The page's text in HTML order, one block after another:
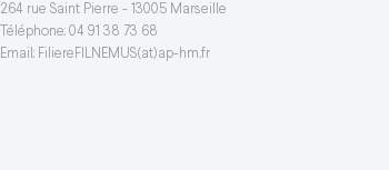
264 rue Saint Pierre - 13005 Marseille
Téléphone: 04 91 38 73 68
Email: FiliereFILNEMUS(at)ap-hm.fr